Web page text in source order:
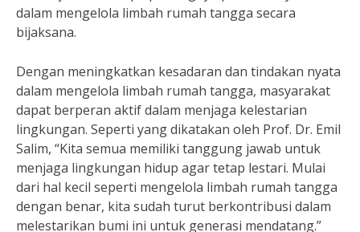
dalam mengelola limbah rumah tangga secara
bijaksana.
Dengan meningkatkan kesadaran dan tindakan nyata
dalam mengelola limbah rumah tangga, masyarakat
dapat berperan aktif dalam menjaga kelestarian
lingkungan. Seperti yang dikatakan oleh Prof. Dr. Emil
Salim, “Kita semua memiliki tanggung jawab untuk
menjaga lingkungan hidup agar tetap lestari. Mulai
dari hal kecil seperti mengelola limbah rumah tangga
dengan benar, kita sudah turut berkontribusi dalam
melestarikan bumi ini untuk generasi mendatang.”